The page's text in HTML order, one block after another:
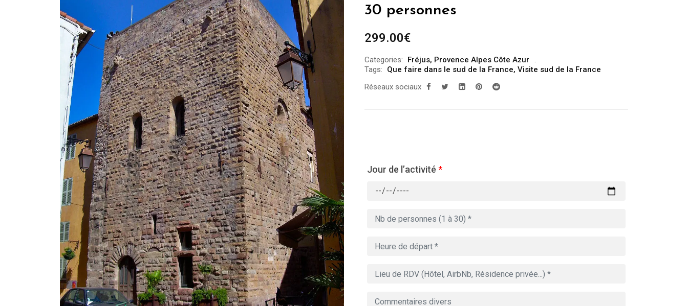
30 personnes
299.00€
Categories: Fréjus, Provence Alpes Côte Azur
Tags:
Que faire dans le sud de la France, Visite sud de la France
Réseaux sociaux
Jour de l’activité *